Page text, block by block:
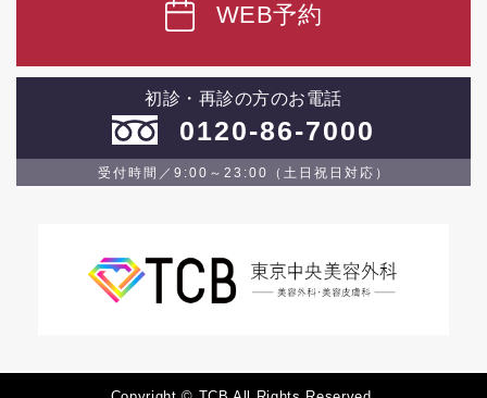
WEB予約
初診・再診の方のお電話
0120-86-7000
受付時間／9:00～23:00（土日祝日対応）